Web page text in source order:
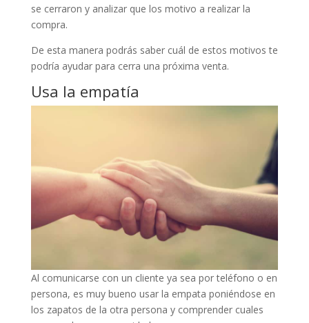
se cerraron y analizar que los motivo a realizar la
compra.
De esta manera podrás saber cuál de estos motivos te
podría ayudar para cerra una próxima venta.
Usa la empatía
Al comunicarse con un cliente ya sea por teléfono o en
persona, es muy bueno usar la empata poniéndose en
los zapatos de la otra persona y comprender cuales